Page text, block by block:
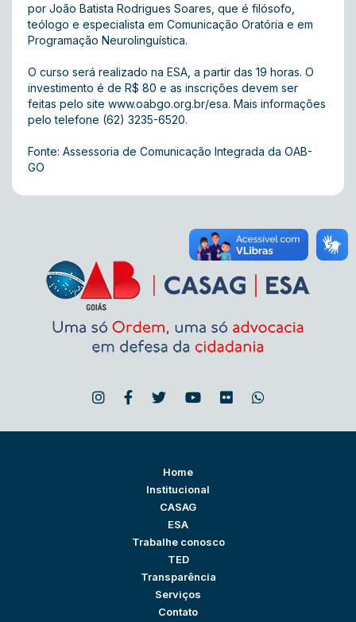
por João Batista Rodrigues Soares, que é filósofo,
teólogo e especialista em Comunicação Oratória e em
Programação Neurolinguística.
O curso será realizado na ESA, a partir das 19 horas. O
investimento é de R$ 80 e as inscrições devem ser
feitas pelo site www.oabgo.org.br/esa. Mais informações
pelo telefone (62) 3235-6520.
Fonte: Assessoria de Comunicação Integrada da OAB-
GO
Home
Institucional
CASAG
ESA
Trabalhe conosco
TED
Transparência
Serviços
Contato